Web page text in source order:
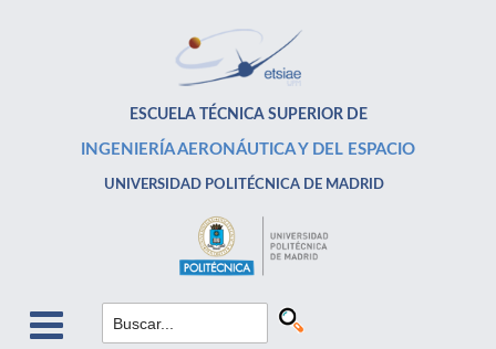
ESCUELA TÉCNICA SUPERIOR DE
INGENIERÍA AERONÁUTICA Y DEL ESPACIO
UNIVERSIDAD POLITÉCNICA DE MADRID